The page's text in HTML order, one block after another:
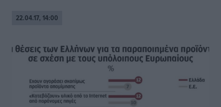
22.04.17, 14:00